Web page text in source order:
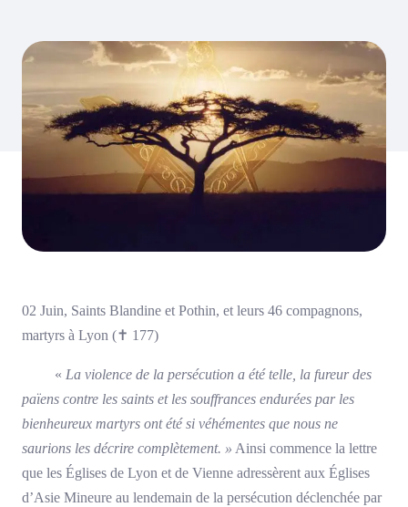
02 Juin, Saints Blandine et Pothin, et leurs 46 compagnons,
martyrs à Lyon (✝ 177)
« La violence de la persécution a été telle, la fureur des
païens contre les saints et les souffrances endurées par les
bienheureux martyrs ont été si véhémentes que nous ne
saurions les décrire complètement. » Ainsi commence la lettre
que les Églises de Lyon et de Vienne adressèrent aux Églises
d’Asie Mineure au lendemain de la persécution déclenchée par